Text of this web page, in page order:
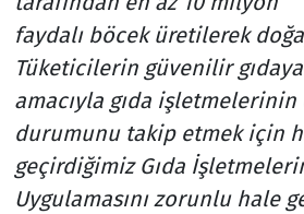
faydalı böcek üretilerek
Tüketicilerin güvenilir
amacıyla gıda
durumunu takip etmek için
geçirdiğimiz Gıda
Uygulamasını zorunlu hale